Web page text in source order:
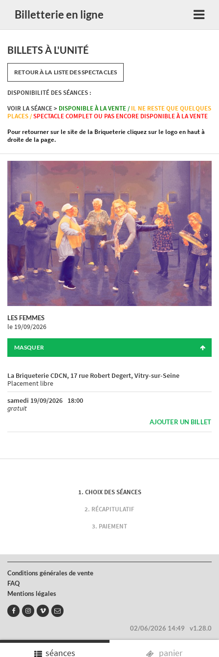
Billetterie en ligne
séances panier
BILLETS À L'UNITÉ
RETOUR À LA LISTE DES SPECTACLES
DISPONIBILITÉ DES SÉANCES :
VOIR LA SÉANCE > DISPONIBLE À LA VENTE / IL NE RESTE QUE QUELQUES
PLACES /SPECTACLE COMPLET OU PAS ENCORE DISPONIBLE À LA VENTE
Pour retourner sur le site de la Briqueterie cliquez sur le logo en haut à
droite de la page.
LES FEMMES
le 19/09/2026
MASQUER
La Briqueterie CDCN, 17 rue Robert Degert, Vitry-sur-Seine
Placement libre
samedi 19/09/2026
18:00
gratuit
AJOUTER UN BILLET
CHOIX DES SÉANCES
RÉCAPITULATIF
PAIEMENT
Conditions générales de vente
FAQ
Mentions légales
02/06/2026 14:49 v1.28.0